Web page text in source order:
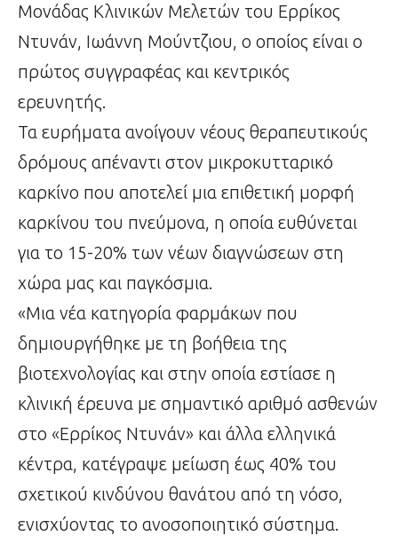
Μονάδας Κλινικών Μελετών του Ερρίκος
Ντυνάν, Ιωάννη Μούντζιου, ο οποίος είναι ο
πρώτος συγγραφέας και κεντρικός
ερευνητής.
Τα ευρήματα ανοίγουν νέους θεραπευτικούς
δρόμους απέναντι στον μικροκυτταρικό
καρκίνο που αποτελεί μια επιθετική μορφή
καρκίνου του πνεύμονα, η οποία ευθύνεται
για το 15-20% των νέων διαγνώσεων στη
χώρα μας και παγκόσμια.
«Μια νέα κατηγορία φαρμάκων που
δημιουργήθηκε με τη βοήθεια της
βιοτεχνολογίας και στην οποία εστίασε η
κλινική έρευνα με σημαντικό αριθμό ασθενών
στο «Ερρίκος Ντυνάν» και άλλα ελληνικά
κέντρα, κατέγραψε μείωση έως 40% του
σχετικού κινδύνου θανάτου από τη νόσο,
ενισχύοντας το ανοσοποιητικό σύστημα.